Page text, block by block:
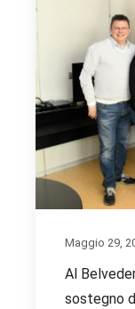
Maggio 29,
Al
sostegno